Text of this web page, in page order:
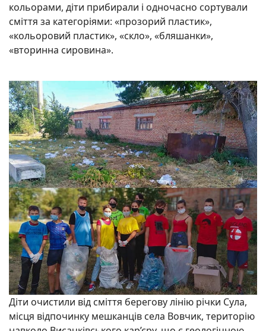
кольорами, діти прибирали і одночасно сортували
сміття за категоріями: «прозорий пластик»,
«кольоровий пластик», «скло», «бляшанки»,
«вторинна сировина».
Діти очистили від сміття берегову лінію річки Сула,
місця відпочинку мешканців села Вовчик, територію